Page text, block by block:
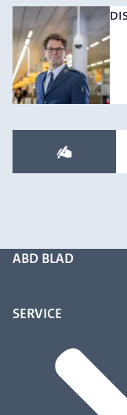
ABD BLAD
SERVICE